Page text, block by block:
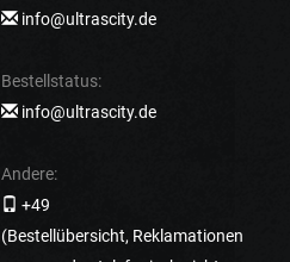
info@ultrascity.de
Bestellstatus:
info@ultrascity.de
Andere:
+49
(Bestellübersicht, Reklamationen